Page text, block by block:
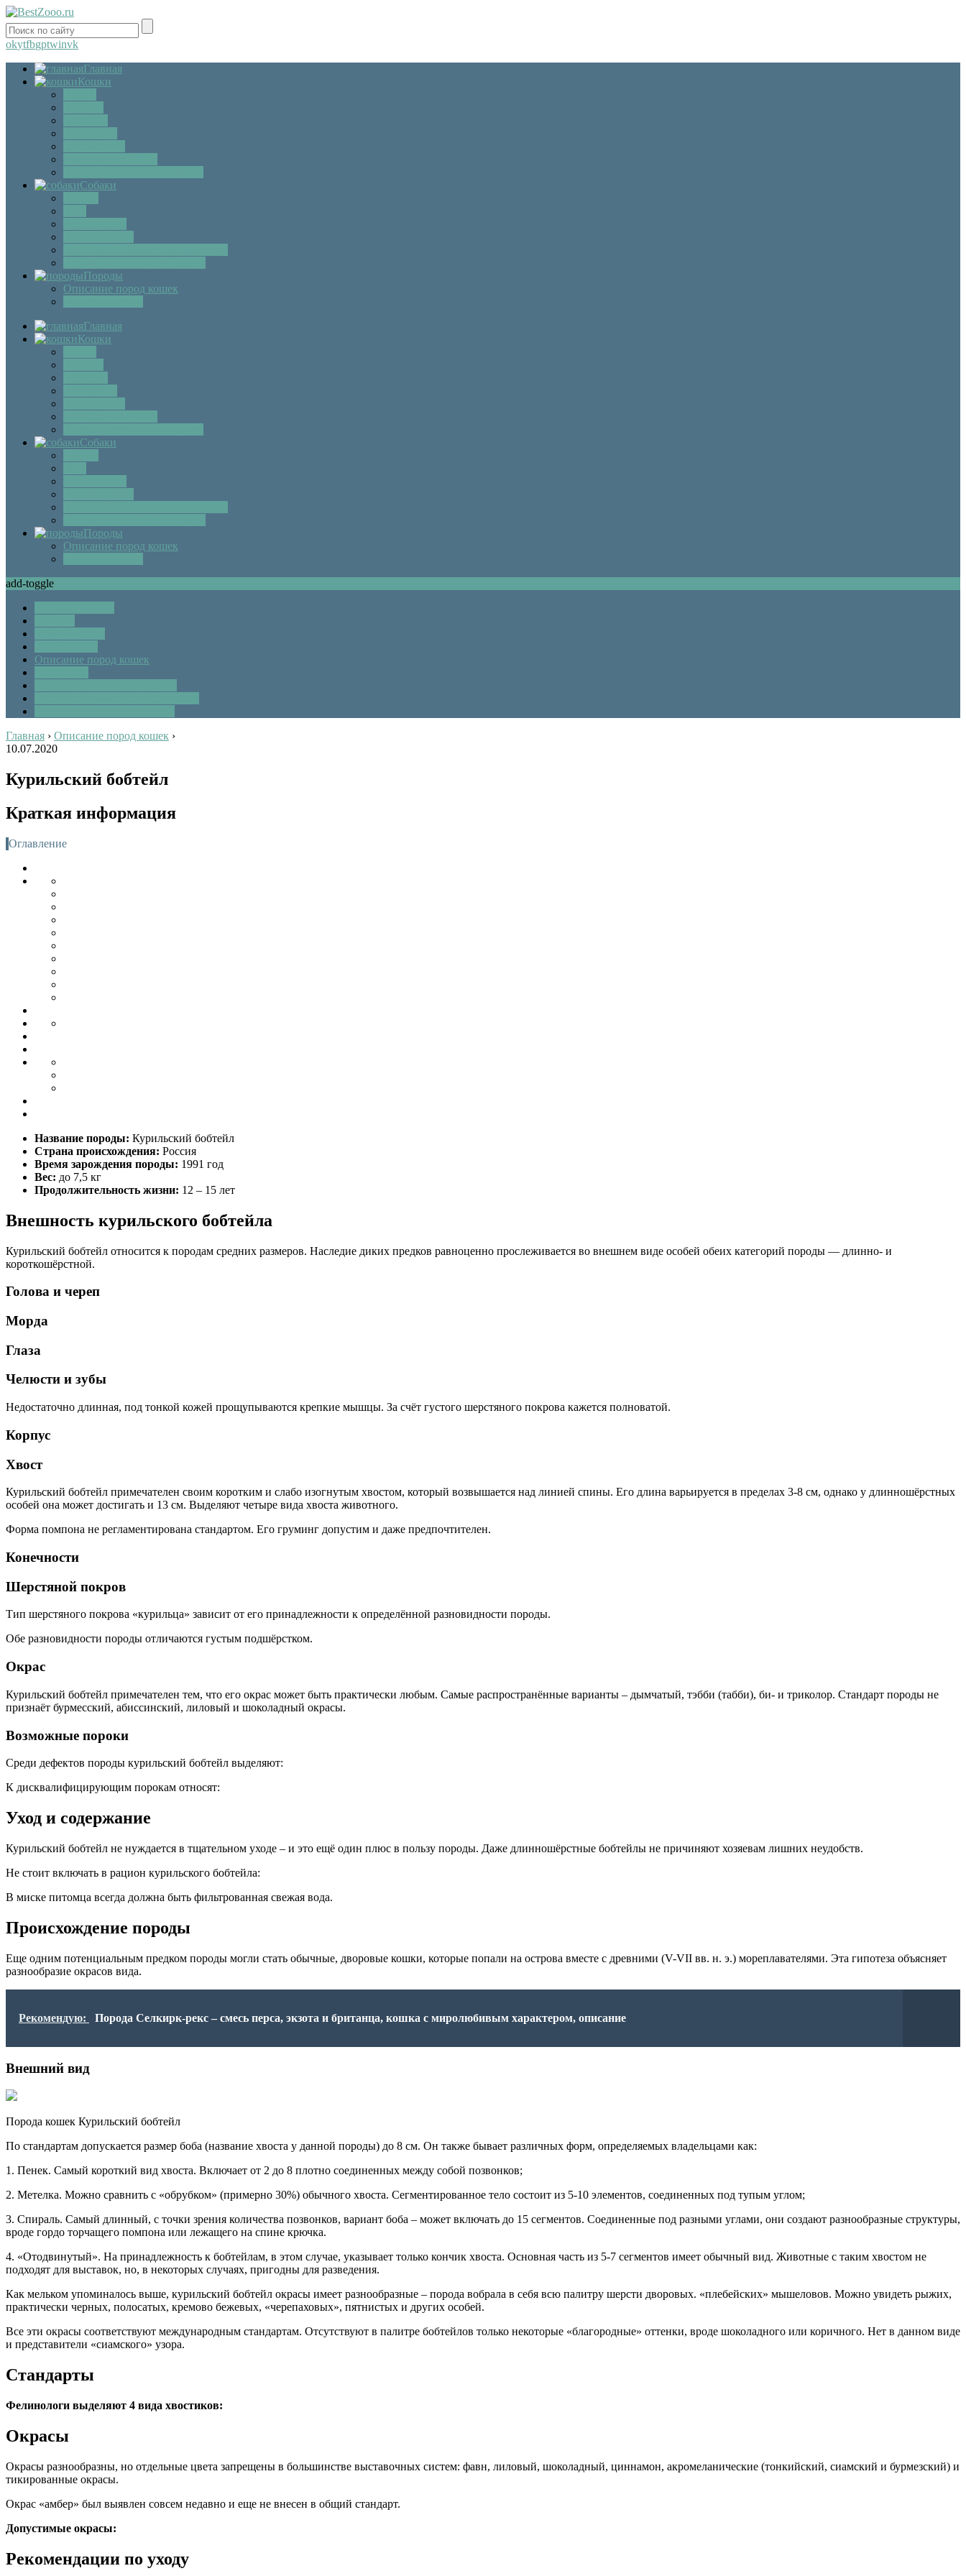
okytfbgptwinvk
Главная
Кошки
Собаки
Породы
Описание пород кошек
Главная
Кошки
Собаки
Породы
Описание пород кошек
add-toggle
Описание пород кошек
Главная › Описание пород кошек ›
10.07.2020
Курильский бобтейл
Краткая информация
Оглавление
Название породы: Курильский бобтейл
Страна происхождения: Россия
Время зарождения породы: 1991 год
Вес: до 7,5 кг
Продолжительность жизни: 12 – 15 лет
Внешность курильского бобтейла
Курильский бобтейл относится к породам средних размеров. Наследие диких предков равноценно прослеживается во внешнем виде особей обеих категорий породы — длинно- и
короткошёрстной.
Голова и череп
Морда
Глаза
Челюсти и зубы
Недостаточно длинная, под тонкой кожей прощупываются крепкие мышцы. За счёт густого шерстяного покрова кажется полноватой.
Корпус
Хвост
Курильский бобтейл примечателен своим коротким и слабо изогнутым хвостом, который возвышается над линией спины. Его длина варьируется в пределах 3-8 см, однако у длинношёрстных
особей она может достигать и 13 см. Выделяют четыре вида хвоста животного.
Форма помпона не регламентирована стандартом. Его груминг допустим и даже предпочтителен.
Конечности
Шерстяной покров
Тип шерстяного покрова «курильца» зависит от его принадлежности к определённой разновидности породы.
Обе разновидности породы отличаются густым подшёрстком.
Окрас
Курильский бобтейл примечателен тем, что его окрас может быть практически любым. Самые распространённые варианты – дымчатый, тэбби (табби), би- и триколор. Стандарт породы не
признаёт бурмесский, абиссинский, лиловый и шоколадный окрасы.
Возможные пороки
Среди дефектов породы курильский бобтейл выделяют:
К дисквалифицирующим порокам относят:
Уход и содержание
Курильский бобтейл не нуждается в тщательном уходе – и это ещё один плюс в пользу породы. Даже длинношёрстные бобтейлы не причиняют хозяевам лишних неудобств.
Не стоит включать в рацион курильского бобтейла:
В миске питомца всегда должна быть фильтрованная свежая вода.
Происхождение породы
Еще одним потенциальным предком породы могли стать обычные, дворовые кошки, которые попали на острова вместе с древними (V-VII вв. н. э.) мореплавателями. Эта гипотеза объясняет
разнообразие окрасов вида.
Рекомендую: Порода Селкирк-рекс – смесь перса, экзота и британца, кошка с миролюбивым характером, описание
Внешний вид
Порода кошек Курильский бобтейл
По стандартам допускается размер боба (название хвоста у данной породы) до 8 см. Он также бывает различных форм, определяемых владельцами как:
1. Пенек. Самый короткий вид хвоста. Включает от 2 до 8 плотно соединенных между собой позвонков;
2. Метелка. Можно сравнить с «обрубком» (примерно 30%) обычного хвоста. Сегментированное тело состоит из 5-10 элементов, соединенных под тупым углом;
3. Спираль. Самый длинный, с точки зрения количества позвонков, вариант боба – может включать до 15 сегментов. Соединенные под разными углами, они создают разнообразные структуры,
вроде гордо торчащего помпона или лежащего на спине крючка.
4. «Отодвинутый». На принадлежность к бобтейлам, в этом случае, указывает только кончик хвоста. Основная часть из 5-7 сегментов имеет обычный вид. Животные с таким хвостом не
подходят для выставок, но, в некоторых случаях, пригодны для разведения.
Как мельком упоминалось выше, курильский бобтейл окрасы имеет разнообразные – порода вобрала в себя всю палитру шерсти дворовых. «плебейских» мышеловов. Можно увидеть рыжих,
практически черных, полосатых, кремово бежевых, «черепаховых», пятнистых и других особей.
Все эти окрасы соответствуют международным стандартам. Отсутствуют в палитре бобтейлов только некоторые «благородные» оттенки, вроде шоколадного или коричного. Нет в данном виде
и представители «сиамского» узора.
Стандарты
Фелинологи выделяют 4 вида хвостиков:
Окрасы
Окрасы разнообразны, но отдельные цвета запрещены в большинстве выставочных систем: фавн, лиловый, шоколадный, циннамон, акромеланические (тонкийский, сиамский и бурмезский) и
тикированные окрасы.
Окрас «амбер» был выявлен совсем недавно и еще не внесен в общий стандарт.
Допустимые окрасы:
Рекомендации по уходу